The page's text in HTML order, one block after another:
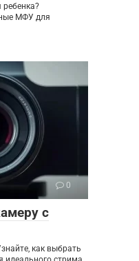
ребенка?
МФУ для
0
с
как выбрать